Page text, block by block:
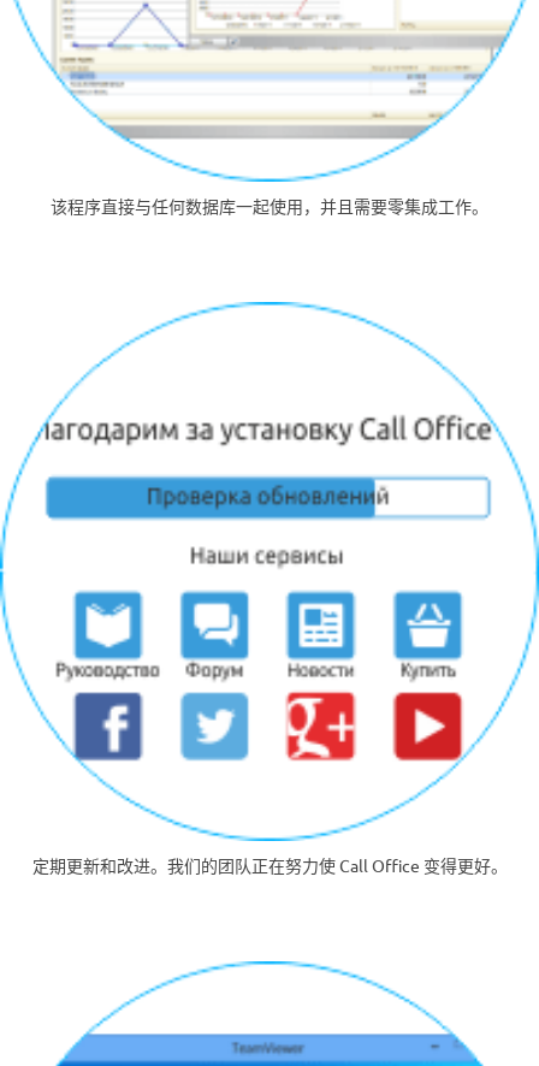
该程序直接与任何数据库一起使用，并且需要零集成工作。
定期更新和改进。我们的团队正在努力使 Call Office 变得更好。